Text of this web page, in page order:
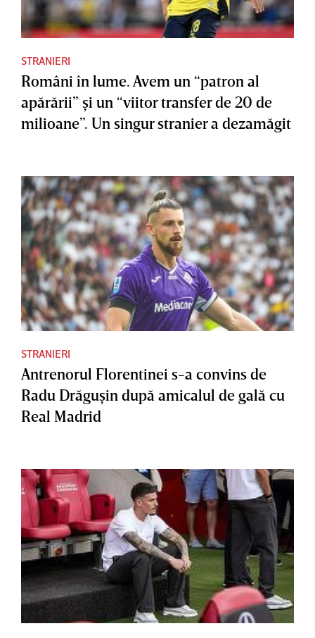
STRANIERI
Români în lume. Avem un “patron al
apărării” şi un “viitor transfer de 20 de
milioane”. Un singur stranier a dezamăgit
STRANIERI
Antrenorul Florentinei s-a convins de
Radu Drăguşin după amicalul de gală cu
Real Madrid